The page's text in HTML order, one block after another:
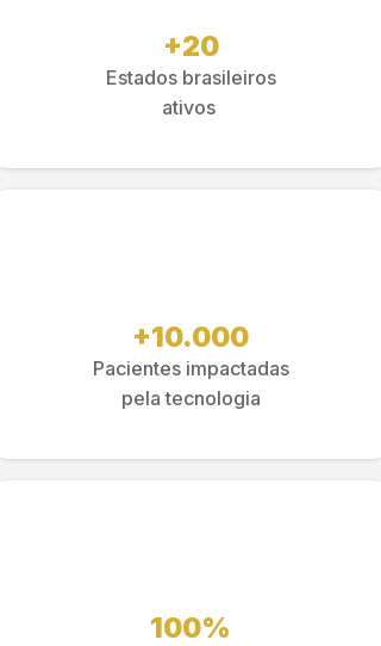
+20
Estados brasileiros
ativos
+10.000
Pacientes impactadas
pela tecnologia
100%